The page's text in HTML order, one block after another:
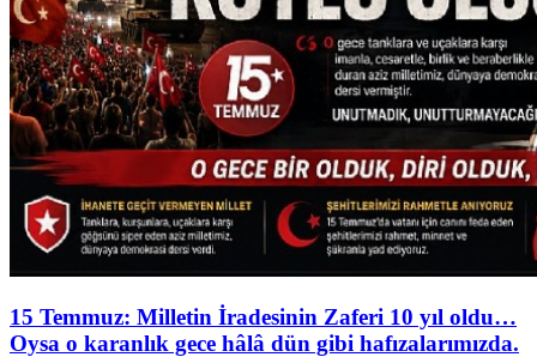
15 Temmuz: Milletin İradesinin Zaferi 10 yıl oldu…
Oysa o karanlık gece hâlâ dün gibi hafızalarımızda.